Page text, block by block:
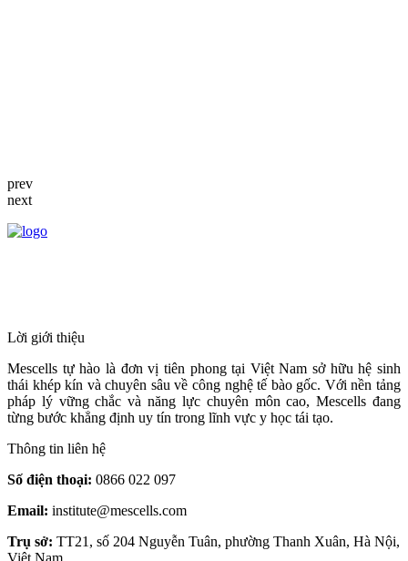
prev
next
Lời giới thiệu
Mescells tự hào là đơn vị tiên phong tại Việt Nam sở hữu hệ sinh
thái khép kín và chuyên sâu về công nghệ tế bào gốc. Với nền tảng
pháp lý vững chắc và năng lực chuyên môn cao, Mescells đang
từng bước khẳng định uy tín trong lĩnh vực y học tái tạo.
Thông tin liên hệ
Số điện thoại: 0866 022 097
Email: institute@mescells.com
Trụ sở: TT21, số 204 Nguyễn Tuân, phường Thanh Xuân, Hà Nội,